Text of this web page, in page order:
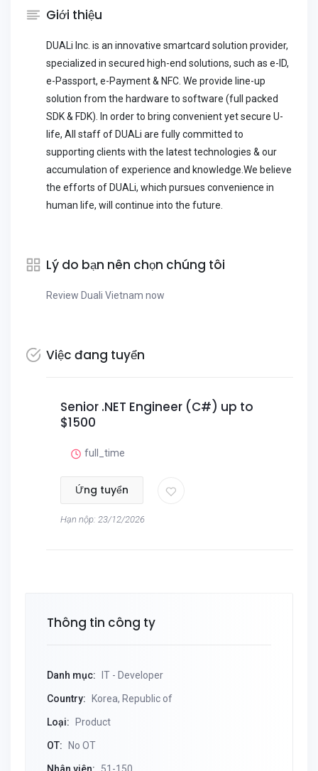
Giới thiệu
DUALi Inc. is an innovative smartcard solution provider,
specialized in secured high-end solutions, such as e-ID,
e-Passport, e-Payment & NFC. We provide line-up
solution from the hardware to software (full packed
SDK & FDK). In order to bring convenient yet secure U-
life, All staff of DUALi are fully committed to
supporting clients with the latest technologies & our
accumulation of experience and knowledge.We believe
the efforts of DUALi, which pursues convenience in
human life, will continue into the future.
Lý do bạn nên chọn chúng tôi
Review Duali Vietnam now
Việc đang tuyển
Senior .NET Engineer (C#) up to
$1500
full_time
Ứng tuyển
Hạn nộp: 23/12/2026
Thông tin công ty
Danh mục: IT - Developer
Country: Korea, Republic of
Loại: Product
OT: No OT